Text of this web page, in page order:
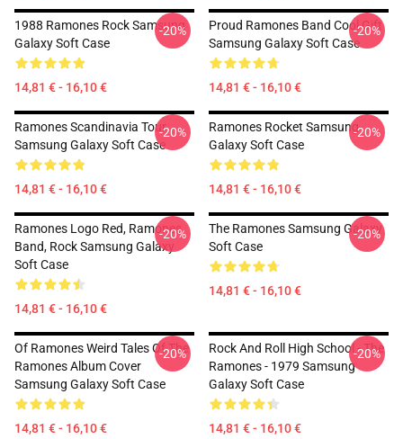
1988 Ramones Rock Samsung
Galaxy Soft Case
14,81 € - 16,10 €
-20%
Proud Ramones Band Cool Gift
Samsung Galaxy Soft Case
14,81 € - 16,10 €
-20%
Ramones Scandinavia Tour
Samsung Galaxy Soft Case
14,81 € - 16,10 €
-20%
Ramones Rocket Samsung
Galaxy Soft Case
14,81 € - 16,10 €
-20%
Ramones Logo Red, Ramones
Band, Rock Samsung Galaxy
Soft Case
14,81 € - 16,10 €
-20%
The Ramones Samsung Galaxy
Soft Case
14,81 € - 16,10 €
-20%
Of Ramones Weird Tales Of The
Ramones Album Cover
Samsung Galaxy Soft Case
14,81 € - 16,10 €
-20%
Rock And Roll High School - The
Ramones - 1979 Samsung
Galaxy Soft Case
14,81 € - 16,10 €
-20%